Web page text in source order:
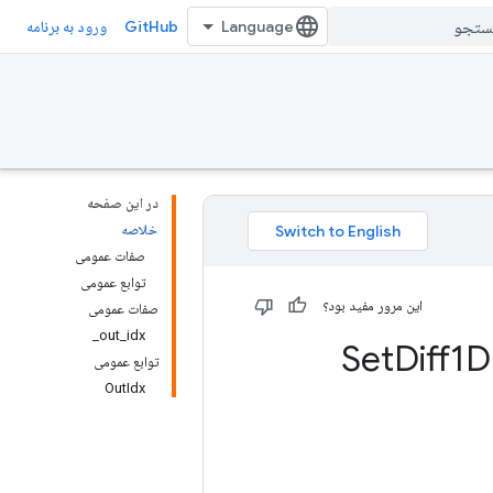
GitHub ورود به برنامه
در این صفحه
خلاصه
صفات عمومی
توابع عمومی
صفات عمومی
out_idx_
توابع عمومی
OutIdx
این مرور مفید بود؟
Diff1D